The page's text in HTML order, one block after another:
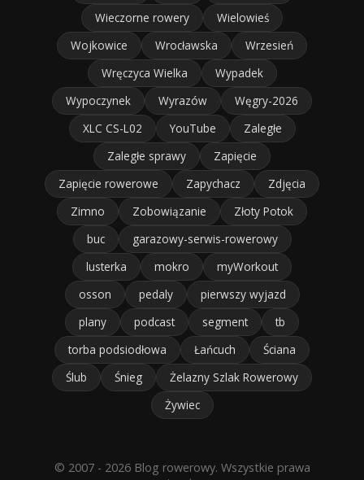
Wieczorne rowery
Wielowieś
Wojkowice
Wrocławska
Wrzesień
Wręczyca Wielka
Wypadek
Wypoczynek
Wyrazów
Węgry-2026
XLC CS-L02
YouTube
Zaległe
Zaległe sprawy
Zapięcie
Zapięcie rowerowe
Zapychacz
Zdjęcia
Zimno
Zobowiązanie
Złoty Potok
buc
garazowy-serwis-rowerowy
lusterka
mokro
myWorkout
osson
pedaly
pierwszy wyjazd
plany
podcast segment
tb
torba podsiodłowa
Łańcuch
Ściana
Ślub
Śnieg
Żelazny Szlak Rowerowy
Żywiec
© 2007 - 2026 Blog rowerowy. Wszystkie prawa